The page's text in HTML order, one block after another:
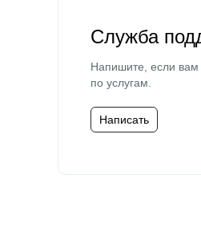
Служба
Напишите, если вам
по услугам.
Написать